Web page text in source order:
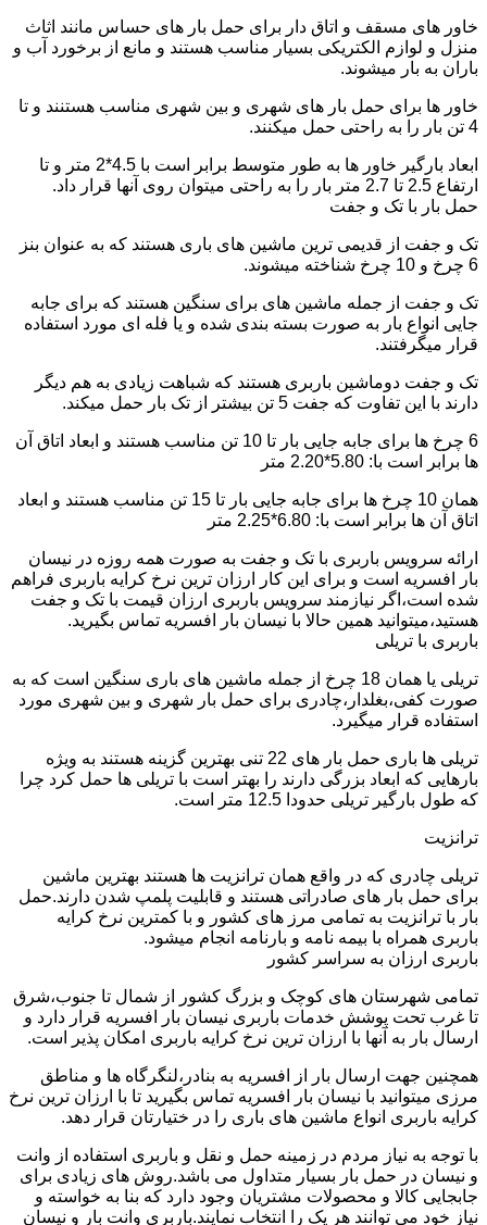
خاور های مسقف و اتاق دار برای حمل بار های حساس مانند اثاث
منزل و لوازم الکتریکی بسیار مناسب هستند و مانع از برخورد آب و
باران به بار میشوند.
خاور ها برای حمل بار های شهری و بین شهری مناسب هستنند و تا
4 تن بار را به راحتی حمل میکنند.
ابعاد بارگیر خاور ها به طور متوسط برابر است با 4.5*2 متر و تا
ارتفاع 2.5 تا 2.7 متر بار را به راحتی میتوان روی آنها قرار داد.
حمل بار با تک و جفت
تک و جفت از قدیمی ترین ماشین های باری هستند که به عنوان بنز
6 چرخ و 10 چرخ شناخته میشوند.
تک و جفت از جمله ماشین های برای سنگین هستند که برای جابه
جایی انواع بار به صورت بسته بندی شده و یا فله ای مورد استفاده
قرار میگرفتند.
تک و جفت دوماشین باربری هستند که شباهت زیادی به هم دیگر
دارند با این تفاوت که جفت 5 تن بیشتر از تک بار حمل میکند.
6 چرخ ها برای جابه جایی بار تا 10 تن مناسب هستند و ابعاد اتاق آن
ها برابر است با: 5.80*2.20 متر
همان 10 چرخ ها برای جابه جایی بار تا 15 تن مناسب هستند و ابعاد
اتاق آن ها برابر است با: 6.80*2.25 متر
ارائه سرویس باربری با تک و جفت به صورت همه روزه در نیسان
بار افسریه است و برای این کار ارزان ترین نرخ کرایه باربری فراهم
شده است،اگر نیازمند سرویس باربری ارزان قیمت با تک و جفت
هستید،میتوانید همین حالا با نیسان بار افسریه تماس بگیرید.
باربری با تریلی
تریلی یا همان 18 چرخ از جمله ماشین های باری سنگین است که به
صورت کفی،بغلدار،چادری برای حمل بار شهری و بین شهری مورد
استفاده قرار میگیرد.
تریلی ها باری حمل بار های 22 تنی بهترین گزینه هستند به ویژه
بارهایی که ابعاد بزرگی دارند را بهتر است با تریلی ها حمل کرد چرا
که طول بارگیر تریلی حدودا 12.5 متر است.
ترانزیت
تریلی چادری که در واقع همان ترانزیت ها هستند بهترین ماشین
برای حمل بار های صادراتی هستند و قابلیت پلمپ شدن دارند.حمل
بار با ترانزیت به تمامی مرز های کشور و با کمترین نرخ کرایه
باربری همراه با بیمه نامه و بارنامه انجام میشود.
باربری ارزان به سراسر کشور
تمامی شهرستان های کوچک و بزرگ کشور از شمال تا جنوب،شرق
تا غرب تحت پوشش خدمات باربری نیسان بار افسریه قرار دارد و
ارسال بار به آنها با ارزان ترین نرخ کرایه باربری امکان پذیر است.
همچنین جهت ارسال بار از افسریه به بنادر،لنگرگاه ها و مناطق
مرزی میتوانید با نیسان بار افسریه تماس بگیرید تا با ارزان ترین نرخ
کرایه باربری انواع ماشین های باری را در ختیارتان قرار دهد.
با توجه به نیاز مردم در زمینه حمل و نقل و باربری استفاده از وانت
و نیسان در حمل بار بسیار متداول می باشد.روش های زیادی برای
جابجایی کالا و محصولات مشتریان وجود دارد که بنا به خواسته و
نیاز خود می توانند هر یک را انتخاب نمایند.باربری وانت بار و نیسان